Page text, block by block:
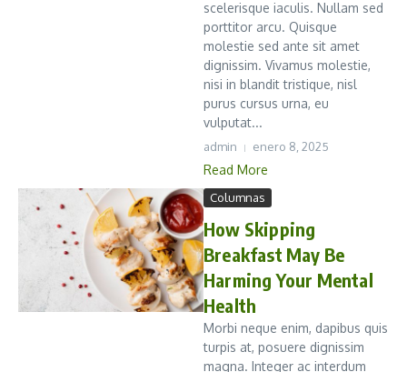
scelerisque iaculis. Nullam sed
porttitor arcu. Quisque
molestie sed ante sit amet
dignissim. Vivamus molestie,
nisi in blandit tristique, nisl
purus cursus urna, eu
vulputat...
admin enero 8, 2025
Read More
Columnas
How Skipping
Breakfast May Be
Harming Your Mental
Health
Morbi neque enim, dapibus quis
turpis at, posuere dignissim
magna. Integer ac interdum